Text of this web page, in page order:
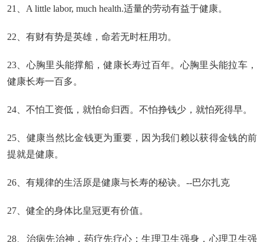
21、A little labor, much health.适量的劳动有益于健康。
22、有财有势是英雄，命若无时枉用功。
23、心胸里头能撑船，健康长寿过百年。心胸里头能拉车，
健康长寿一百多。
24、不怕工资低，就怕命归西。不怕挣钱少，就怕死得早。
25、健康当然比金钱更为重要，因为我们赖以获得金钱的前
提就是健康。
26、有规律的生活原是健康与长寿的秘诀。--巴尔扎克
27、健全的身体比皇冠更有价值。
28、治病先治神，药疗先疗心；生理卫生强身，心理卫生强